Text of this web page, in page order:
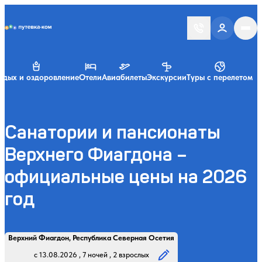
и оздоровлениеОтелиАвиабилетыЭкскурсииТуры с перелетом
Санатории и пансионаты
Верхнего Фиагдона –
официальные цены на 2026
год
Верхний Фиагдон, Республика Северная Осетия
с 13.08.2026 , 7 ночей , 2 взрослых
Регион, курорт или название
Профиль лечения:
Отдыхающие:
Дата заезда:
Кол-во ночей:
Найти